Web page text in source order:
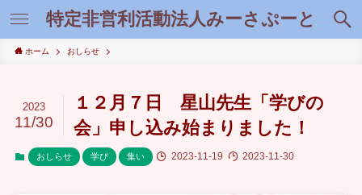
特定非営利活動法人みーさぷーと
ホーム おしらせ
１２月７日 星山先生「学びの
会」申し込み始まりました！
2023
11/30
おしらせ 学び 集い 2023-11-19 2023-11-30